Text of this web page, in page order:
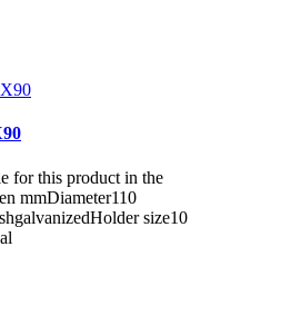
for this product in the
mmDiameter110
size10